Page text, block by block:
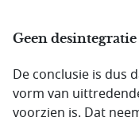
Geen
De conclusie is dus
vorm van
voorzien is. Dat